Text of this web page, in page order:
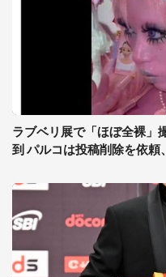
ラブベリ展で「ほぼ全裸」
到 パルコは投稿削除を依頼